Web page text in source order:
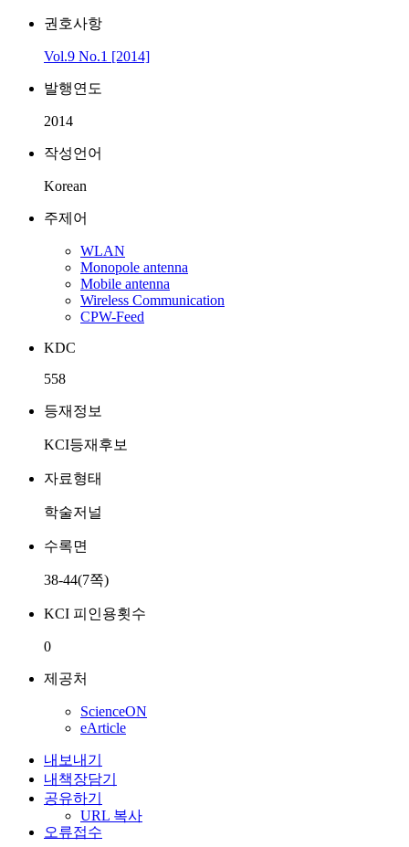
권호사항
Vol.9 No.1 [2014]
발행연도
2014
작성언어
Korean
주제어
WLAN
Monopole antenna
Mobile antenna
Wireless Communication
CPW-Feed
KDC
558
등재정보
KCI등재후보
자료형태
학술저널
수록면
38-44(7쪽)
KCI 피인용횟수
0
제공처
ScienceON
eArticle
내보내기
내책장담기
공유하기
URL 복사
오류접수